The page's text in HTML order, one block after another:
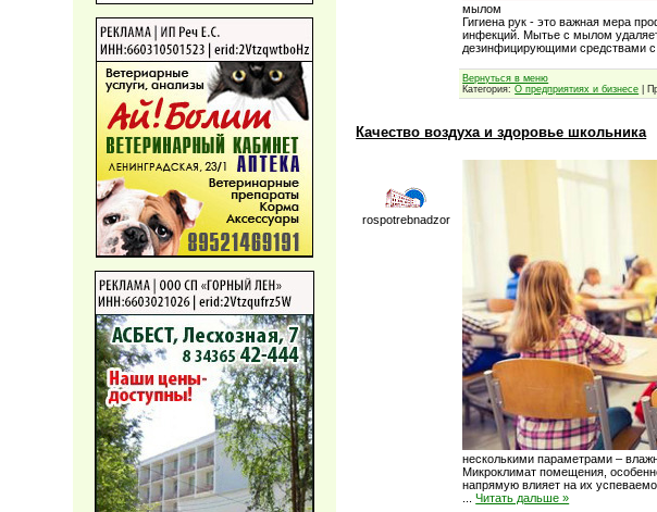
мылом
Гигиена рук - это важная мера
инфекций. Мытье с мылом
дезинфицирующими средствами с
Вернуться в меню
Категория:О предприятиях и бизнесе |
Качество воздуха и здоровье школьника
rospotrebnadzor
несколькими параметрами –
Микроклимат помещения,
напрямую влияет на их
...Читать дальше »